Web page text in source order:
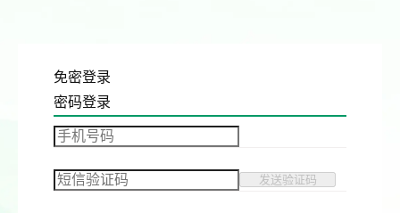
免密登录
密码登录
发送验证码